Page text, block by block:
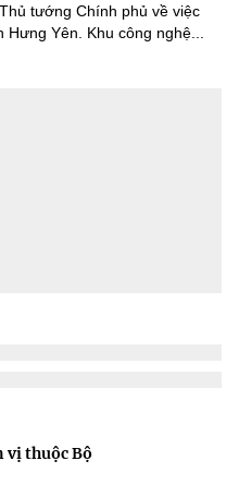
tướng Chính phủ về việc
Yên. Khu công nghệ...
phải biến chính sách
nghệ chiến lược, chuyển